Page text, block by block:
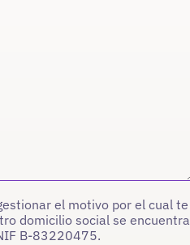
el motivo por el cual te
domicilio social se encuentra
B-83220475.